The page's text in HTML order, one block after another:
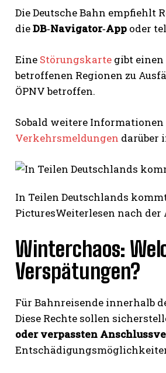
Die Deutsche Bahn empfiehlt
dieDB‑Navigator‑App oder
Eine Störungskarte gibt
betroffenen Regionen zu
ÖPNV betroffen.
Sobald weitere
Verkehrsmeldungen darüber
In Teilen Deutschlands
PicturesWeiterlesen nach
Winterchaos:
Verspätungen?
Für Bahnreisende innerhalb
Diese Rechte sollen
oder verpassten